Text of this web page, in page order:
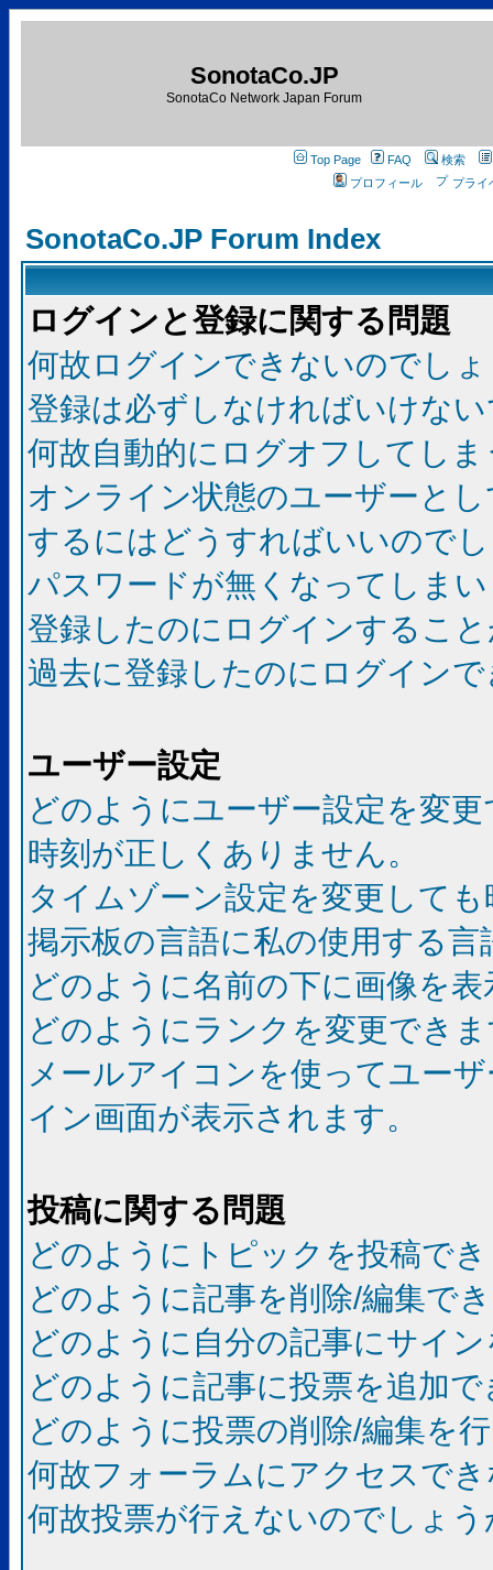
SonotaCo.JP
SonotaCo Network Japan Forum
Top Page FAQ
検索
プロフィール
プライ
SonotaCo.JP Forum Index
ログインと登録に関する問題
何故ログインできないのでし
登録は必ずしなければいけな
何故自動的にログオフしてし
オンライン状態のユーザーと
するにはどうすればいいので
パスワードが無くなってしま
登録したのにログインするこ
過去に登録したのにログイン
ユーザー設定
どのようにユーザー設定を変
時刻が正しくありません。
タイムゾーン設定を変更して
掲示板の言語に私の使用する
どのように名前の下に画像を
どのようにランクを変更でき
メールアイコンを使ってユー
イン画面が表示されます。
投稿に関する問題
どのようにトピックを投稿で
どのように記事を削除/編集で
どのように自分の記事にサイ
どのように記事に投票を追加
どのように投票の削除/編集を
何故フォーラムにアクセスで
何故投票が行えないのでしょう